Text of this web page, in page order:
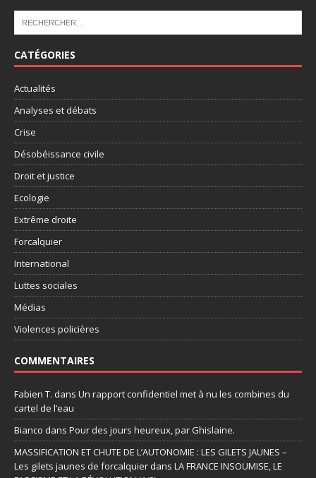
CATÉGORIES
Actualités
Analyses et débats
Crise
Désobéissance civile
Droit et justice
Ecologie
Extrême droite
Forcalquier
International
Luttes sociales
Médias
Violences policières
COMMENTAIRES
Fabien T. dans Un rapport confidentiel met à nu les combines du
cartel de l’eau
Bianco dans Pour des jours heureux, par Ghislaine.
MASSIFICATION ET CHUTE DE L’AUTONOMIE : LES GILETS JAUNES –
Les gilets jaunes de forcalquier dans LA FRANCE INSOUMISE, LE